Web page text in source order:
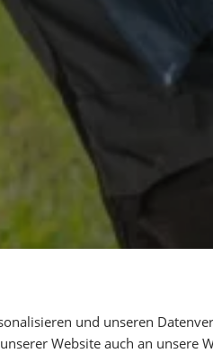
und unseren
Website auch an unsere